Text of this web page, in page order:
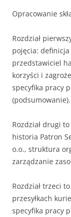
Opracowanie
Rozdział
pojęcia:
przedstawiciel
korzyści i
specyfika pracy
(podsumowanie).
Rozdział drugi
historia Patron
o.o., struktura
zarządzanie
Rozdział trzeci
przesyłkach
specyfika pracy